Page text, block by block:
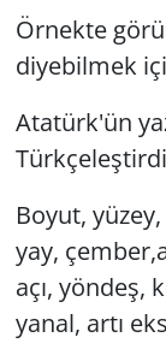
Örnekte
diyebilmek
Atatürk'ün
Boyut,
yay,
açı, yöndeş,
yanal, artı